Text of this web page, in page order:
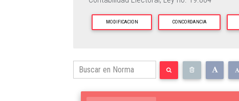
MODIFICACION CONCORDANCIA